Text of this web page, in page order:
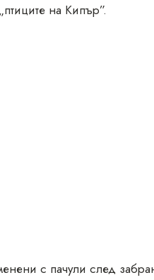
на Кипър”.
с пачули след